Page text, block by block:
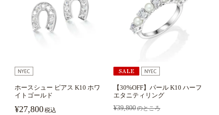
ホースシュー ピアス K10 ホワ
イトゴールド
¥27,800税込
【30%OFF】パール K10 ハーフ
エタニティリング
¥39,800のところ